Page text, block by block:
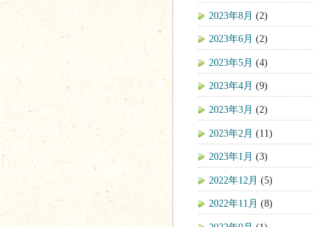
2023年8月 (2)
2023年6月 (2)
2023年5月 (4)
2023年4月 (9)
2023年3月 (2)
2023年2月 (11)
2023年1月 (3)
2022年12月 (5)
2022年11月 (8)